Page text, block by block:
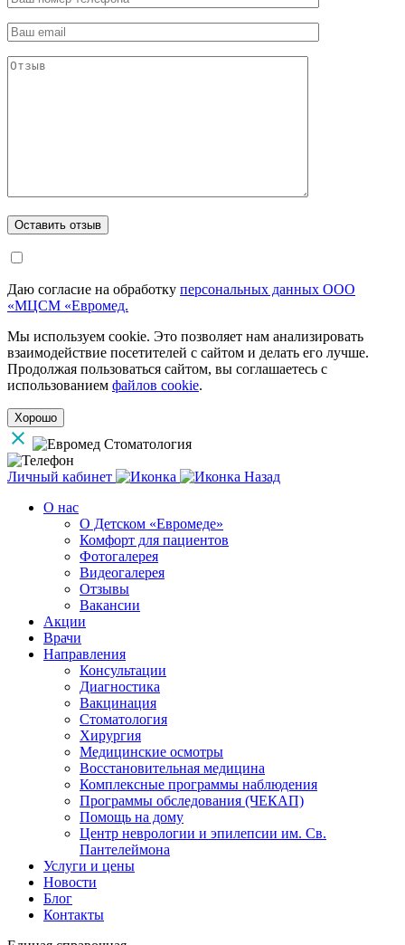
Даю согласие на обработку персональных данных ООО
«МЦСМ «Евромед.
Мы используем cookie. Это позволяет нам анализировать
взаимодействие посетителей с сайтом и делать его лучше.
Продолжая пользоваться сайтом, вы соглашаетесь с
использованием файлов cookie.
Хорошо
Личный кабинет
Назад
О нас
О Детском «Евромеде»
Комфорт для пациентов
Фотогалерея
Видеогалерея
Отзывы
Вакансии
Акции
Врачи
Направления
Консультации
Диагностика
Вакцинация
Стоматология
Хирургия
Медицинские осмотры
Восстановительная медицина
Комплексные программы наблюдения
Программы обследования (ЧЕКАП)
Помощь на дому
Центр неврологии и эпилепсии им. Св.
Пантелеймона
Услуги и цены
Новости
Блог
Контакты